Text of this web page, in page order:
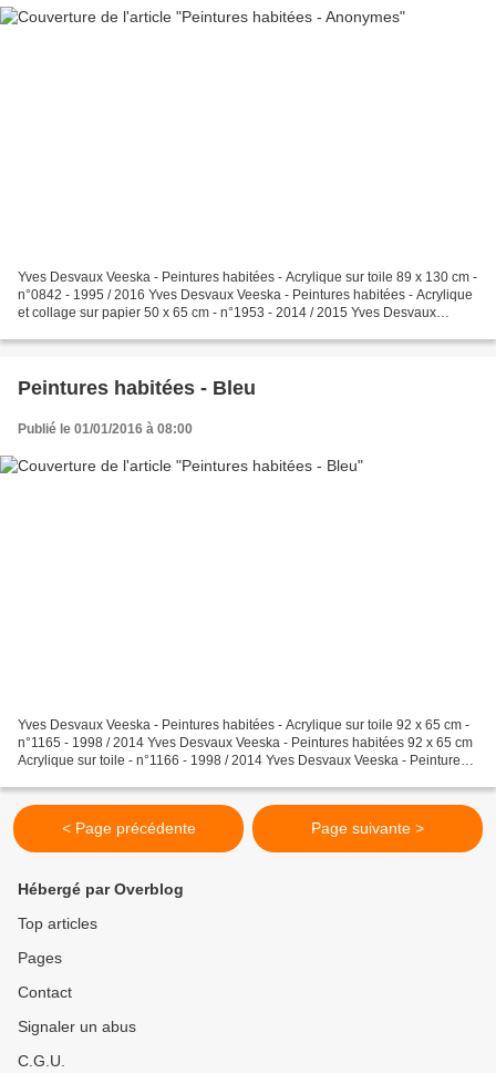
Yves Desvaux Veeska - Peintures habitées - Acrylique sur toile 89 x 130 cm -
n°0842 - 1995 / 2016 Yves Desvaux Veeska - Peintures habitées - Acrylique
et collage sur papier 50 x 65 cm - n°1953 - 2014 / 2015 Yves Desvaux
Peintures habitées - Bleu
Publié le 01/01/2016 à 08:00
Yves Desvaux Veeska - Peintures habitées - Acrylique sur toile 92 x 65 cm -
n°1165 - 1998 / 2014 Yves Desvaux Veeska - Peintures habitées 92 x 65 cm
Acrylique sur toile - n°1166 - 1998 / 2014 Yves Desvaux Veeska - Peintures
< Page précédente Page suivante >
Hébergé par Overblog
Top articles
Pages
Contact
Signaler un abus
C.G.U.